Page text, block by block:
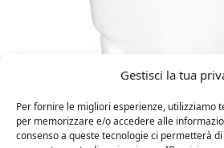
Gestisci la tua
Per fornire le migliori esperienze, utilizziamo
per memorizzare e/o accedere alle
consenso a queste tecnologie ci permetterà